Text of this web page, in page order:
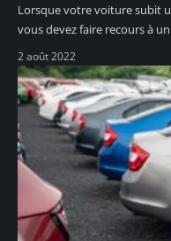
Lorsque votre voiture subit
vous devez faire recours à
2 août 2022